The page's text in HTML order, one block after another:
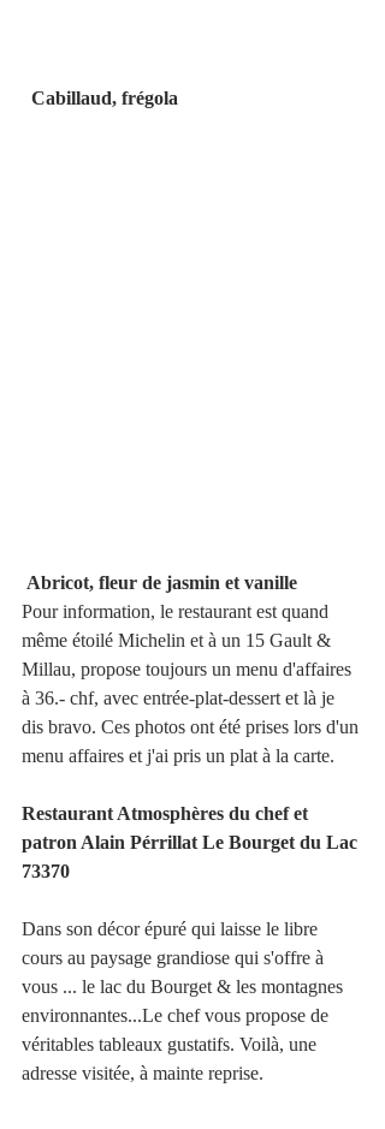
Cabillaud, frégola
Abricot, fleur de jasmin et vanille
Pour information, le restaurant est quand
même étoilé Michelin et à un 15 Gault &
Millau, propose toujours un menu d'affaires
à 36.- chf, avec entrée-plat-dessert et là je
dis bravo. Ces photos ont été prises lors d'un
menu affaires et j'ai pris un plat à la carte.
Restaurant Atmosphères du chef et
patron Alain Pérrillat Le Bourget du Lac
73370
Dans son décor épuré qui laisse le libre
cours au paysage grandiose qui s'offre à
vous ... le lac du Bourget & les montagnes
environnantes...Le chef vous propose de
véritables tableaux gustatifs. Voilà, une
adresse visitée, à mainte reprise.